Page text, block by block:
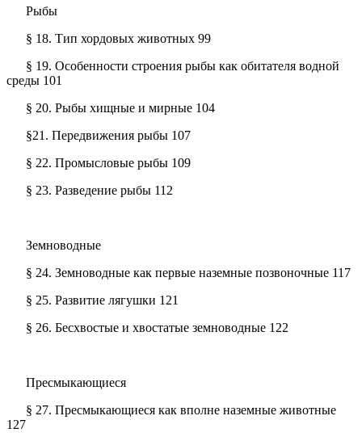
Рыбы
§ 18. Тип хордовых животных 99
§ 19. Особенности строения рыбы как обитателя водной
среды 101
§ 20. Рыбы хищные и мирные 104
§21. Передвижения рыбы 107
§ 22. Промысловые рыбы 109
§ 23. Разведение рыбы 112
Земноводные
§ 24. Земноводные как первые наземные позвоночные 117
§ 25. Развитие лягушки 121
§ 26. Бесхвостые и хвостатые земноводные 122
Пресмыкающиеся
§ 27. Пресмыкающиеся как вполне наземные животные
127